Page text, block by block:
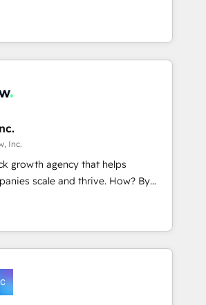
to win for the
the company and its clientele, and
and services to mid-market
that your sales,
department operates in the
while at the same time
journey. Elixir is located in
HubSpot sales and service
highly renowned for our business
(re-)design experience and a
with complex solutions like SAP,
Our company also has
CPQ, customer portals and
And we're champions
Inc.
growth agency that helps
scale and thrive. How? By
every single revenue-
business. We’re proud
Partners and devout CRM
HubSpot’s custom digital
RevOps machine that drives more